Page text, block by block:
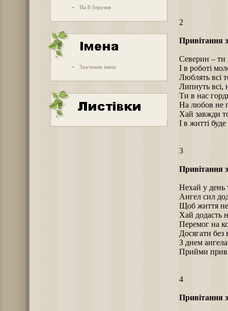
- На 8 березня
- Значення імені
2
Привітання
Северин – ти
І в роботі
Люблять всі
Липнуть всі,
Ти в нас
На любов не
Хай завжди
І в житті
3
Привітання
Нехай у день
Ангел сил
Щоб життя не
Хай додасть
Перемог на
Досягати без
З днем
Прийми
4
Привітання